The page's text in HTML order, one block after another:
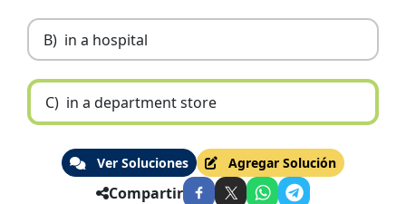
B) in a hospital
C) in a department store
Ver Soluciones Agregar Solución
Compartir